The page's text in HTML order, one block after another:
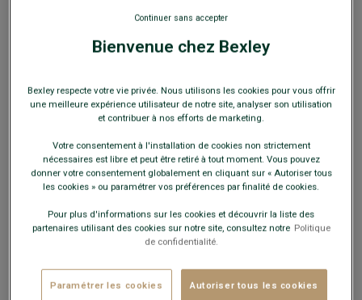
Gilet de costume homme Bleu Marine - GILET
Coupe Ajustée - 100% Laine Vierge
89€le 2e gilet au choix
Payez en plusieurs fois dès 199€ d'achat
COULEURS DISPONIBLES
Bienvenue chez Bexley
Bexley respecte votre vie privée. Nous utilisons les cookies pour vous offrir
une meilleure expérience utilisateur de notre site, analyser son utilisation
et contribuer à nos efforts de marketing.
Votre consentement à l'installation de cookies non strictement
nécessaires est libre et peut être retiré à tout moment. Vous pouvez
donner votre consentement globalement en cliquant sur « Autoriser tous
les cookies » ou paramétrer vos préférences par finalité de cookies.
Pour plus d'informations sur les cookies et découvrir la liste des
partenaires utilisant des cookies sur notre site, consultez notre Politique
de confidentialité.
Paramétrer les cookies Autoriser tous les cookies
Continuer sans accepter